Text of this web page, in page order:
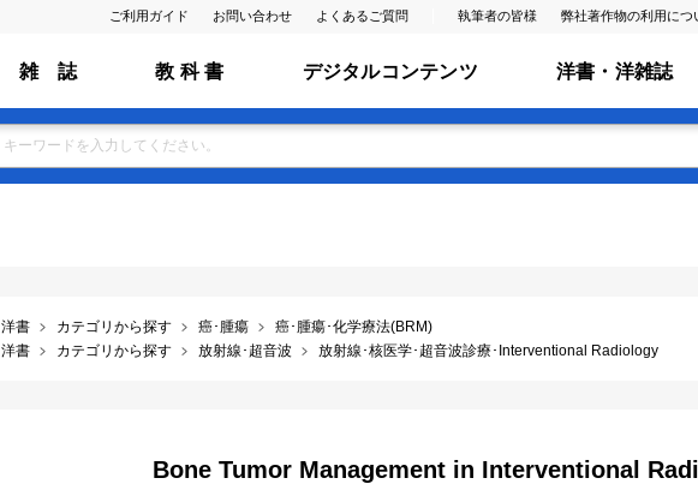
ご利用ガイド お問い合わせ よくあるご質問 執筆者の皆様 弊社著作物の利用につ
雑 誌 教 科 書 デジタルコンテンツ 洋書・洋雑誌
洋書 カテゴリから探す 癌･腫瘍
癌･腫瘍･化学療法(BRM)
洋書 カテゴリから探す 放射線･超音波 放射線･核医学･超音波診療･Interventional Radiology
Bone Tumor Management in Interventional